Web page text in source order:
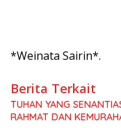
*Weinata Sairin*.
Berita Terkait
TUHAN YANG
RAHMAT DAN